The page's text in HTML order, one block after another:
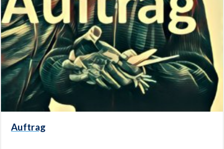
Auftrag